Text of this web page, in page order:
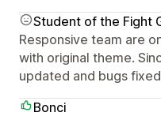
Student of the Fight
Responsive team are
with original theme.
updated and bugs
Bonci